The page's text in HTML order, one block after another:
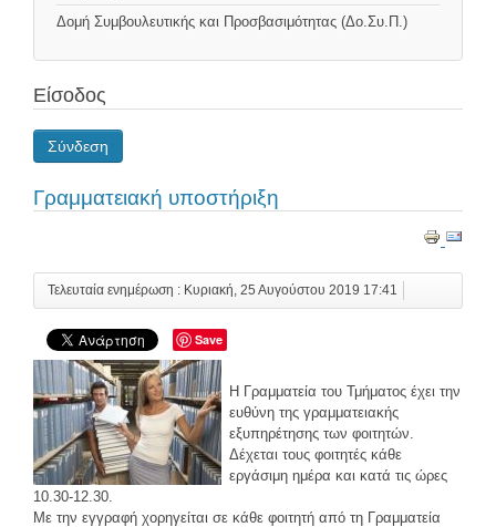
Δομή Συμβουλευτικής και Προσβασιμότητας (Δο.Συ.Π.)
Είσοδος
Σύνδεση
Γραμματειακή υποστήριξη
Τελευταία ενημέρωση : Κυριακή, 25 Αυγούστου 2019 17:41
Save
H Γραμματεία του Τμήματος έχει την
ευθύνη της γραμματειακής
εξυπηρέτησης των φοιτητών.
Δέχεται τους φοιτητές κάθε
εργάσιμη ημέρα και κατά τις ώρες
10.30-12.30.
Με την εγγραφή χορηγείται σε κάθε φοιτητή από τη Γραμματεία